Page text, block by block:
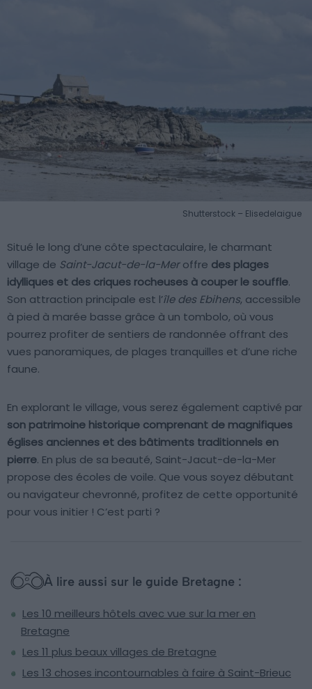
Shutterstock – Elisedelaigue
Situé le long d’une côte spectaculaire, le charmant
village de Saint-Jacut-de-la-Meroffre des plages
idylliques et des criques rocheuses à couper le souffle.
Son attraction principale est l’île des Ebihens, accessible
à pied à marée basse grâce à un tombolo, où vous
pourrez profiter de sentiers de randonnée offrant des
vues panoramiques, de plages tranquilles et d’une riche
faune.
En explorant le village, vous serez également captivé par
son patrimoine historique comprenant de magnifiques
églises anciennes et des bâtiments traditionnels en
pierre. En plus de sa beauté, Saint-Jacut-de-la-Mer
propose des écoles de voile. Que vous soyez débutant
ou navigateur chevronné, profitez de cette opportunité
pour vous initier ! C’est parti ?
À lire aussi sur le guide Bretagne :
Les 10 meilleurs hôtels avec vue sur la mer en
Bretagne
Les 11 plus beaux villages de Bretagne
Les 13 choses incontournables à faire à Saint-Brieuc